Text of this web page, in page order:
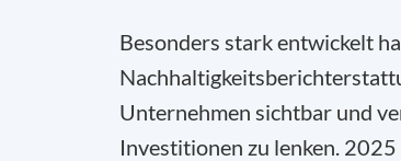
Besonders stark entwickelt
Unternehmen sichtbar und
Investitionen zu lenken.